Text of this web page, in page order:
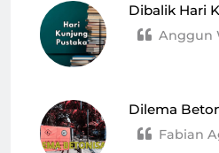
Dibalik Hari
Anggun
Dilema
Fabian